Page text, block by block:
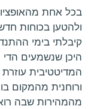
בכל אחת
ולהטען בכוחות
קיבלתי בימי
היכן שנשמעים
המדיטטיבית
ורוחנית מהמקום
מהמהירות שבה